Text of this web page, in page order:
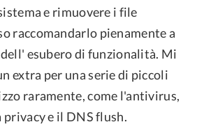
e rimuovere i file
raccomandarlo pienamente a
dell' esubero di funzionalità. Mi
extra per una serie di piccoli
raramente, come l'antivirus,
e il DNS flush.